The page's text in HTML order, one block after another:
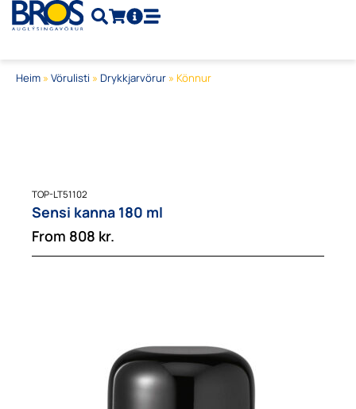
Skip
Heim » Vörulisti » Drykkjarvörur » Könnur
TOP-LT51102
Sensi kanna 180 ml
From 808 kr.